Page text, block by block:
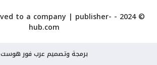
© 2024 - All Rights Reserved to a company |
publisher-
hub.com
برمجة وتصميم عرب فور هوست